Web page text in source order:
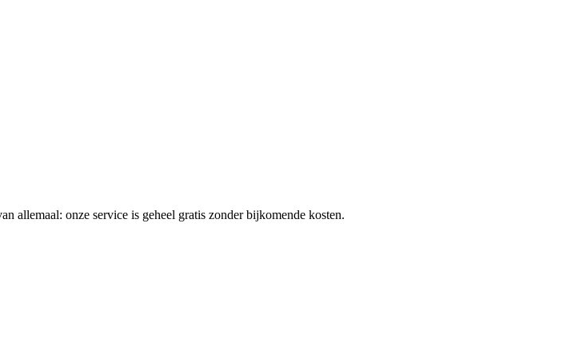
allemaal: onze service is geheel gratis zonder bijkomende kosten.